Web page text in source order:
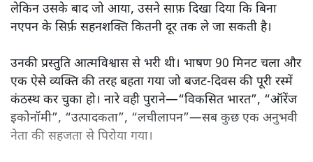
लेकिन उसके बाद जो आया, उसने साफ़ दिखा दिया कि बिना
नएपन के सिर्फ़ सहनशक्ति कितनी दूर तक ले जा सकती है।
उनकी प्रस्तुति आत्मविश्वास से भरी थी। भाषण 90 मिनट चला और
एक ऐसे व्यक्ति की तरह बहता गया जो बजट‑दिवस की पूरी रस्में
कंठस्थ कर चुका हो। नारे वही पुराने—“विकसित भारत”, “ऑरेंज
इकोनॉमी”, “उत्पादकता”, “लचीलापन”—सब कुछ एक अनुभवी
नेता की सहजता से पिरोया गया।